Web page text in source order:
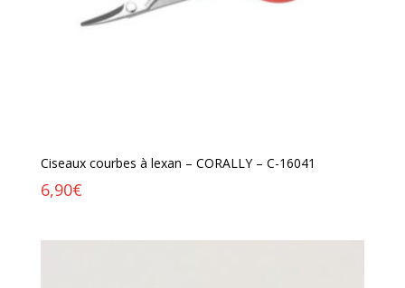
Ciseaux courbes à lexan – CORALLY – C-16041
6,90€